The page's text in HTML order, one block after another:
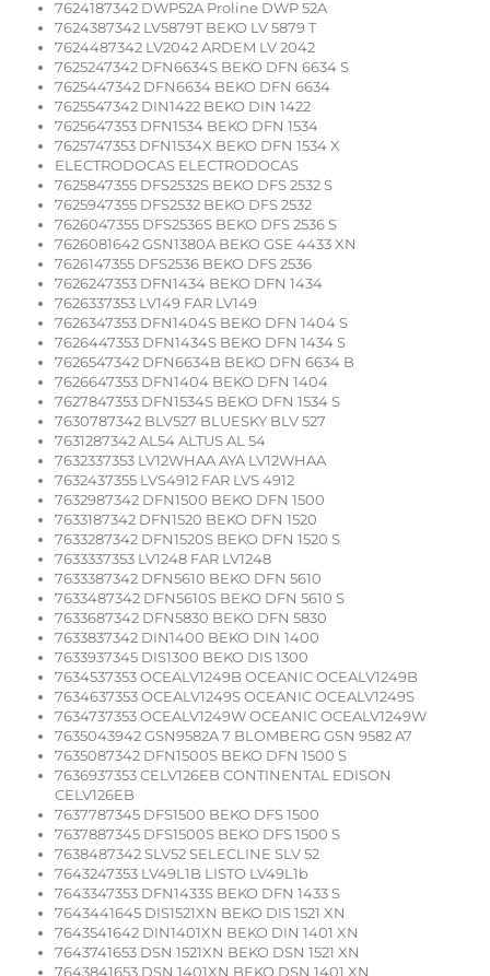
7624187342 DWP52A Proline DWP 52A
7624387342 LV5879T BEKO LV 5879 T
7624487342 LV2042 ARDEM LV 2042
7625247342 DFN6634S BEKO DFN 6634 S
7625447342 DFN6634 BEKO DFN 6634
7625547342 DIN1422 BEKO DIN 1422
7625647353 DFN1534 BEKO DFN 1534
7625747353 DFN1534X BEKO DFN 1534 X
ELECTRODOCAS ELECTRODOCAS
7625847355 DFS2532S BEKO DFS 2532 S
7625947355 DFS2532 BEKO DFS 2532
7626047355 DFS2536S BEKO DFS 2536 S
7626081642 GSN1380A BEKO GSE 4433 XN
7626147355 DFS2536 BEKO DFS 2536
7626247353 DFN1434 BEKO DFN 1434
7626337353 LV149 FAR LV149
7626347353 DFN1404S BEKO DFN 1404 S
7626447353 DFN1434S BEKO DFN 1434 S
7626547342 DFN6634B BEKO DFN 6634 B
7626647353 DFN1404 BEKO DFN 1404
7627847353 DFN1534S BEKO DFN 1534 S
7630787342 BLV527 BLUESKY BLV 527
7631287342 AL54 ALTUS AL 54
7632337353 LV12WHAA AYA LV12WHAA
7632437355 LVS4912 FAR LVS 4912
7632987342 DFN1500 BEKO DFN 1500
7633187342 DFN1520 BEKO DFN 1520
7633287342 DFN1520S BEKO DFN 1520 S
7633337353 LV1248 FAR LV1248
7633387342 DFN5610 BEKO DFN 5610
7633487342 DFN5610S BEKO DFN 5610 S
7633687342 DFN5830 BEKO DFN 5830
7633837342 DIN1400 BEKO DIN 1400
7633937345 DIS1300 BEKO DIS 1300
7634537353 OCEALV1249B OCEANIC OCEALV1249B
7634637353 OCEALV1249S OCEANIC OCEALV1249S
7634737353 OCEALV1249W OCEANIC OCEALV1249W
7635043942 GSN9582A 7 BLOMBERG GSN 9582 A7
7635087342 DFN1500S BEKO DFN 1500 S
7636937353 CELV126EB CONTINENTAL EDISON
CELV126EB
7637787345 DFS1500 BEKO DFS 1500
7637887345 DFS1500S BEKO DFS 1500 S
7638487342 SLV52 SELECLINE SLV 52
7643247353 LV49L1B LISTO LV49L1b
7643347353 DFN1433S BEKO DFN 1433 S
7643441645 DIS1521XN BEKO DIS 1521 XN
7643541642 DIN1401XN BEKO DIN 1401 XN
7643741653 DSN 1521XN BEKO DSN 1521 XN
7643841653 DSN 1401XN BEKO DSN 1401 XN